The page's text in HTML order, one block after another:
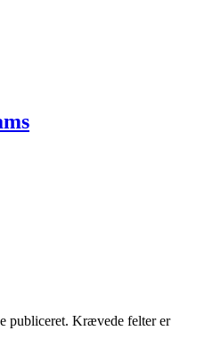
publiceret. Krævede felter er